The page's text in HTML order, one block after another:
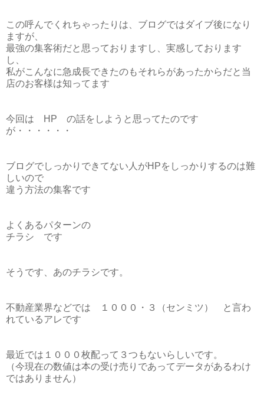
この呼んでくれちゃったりは、ブログではダイブ後になり
ますが、
最強の集客術だと思っておりますし、実感しております
し、
私がこんなに急成長できたのもそれらがあったからだと当
店のお客様は知ってます
今回は HP の話をしようと思ってたのです
が・・・・・・
ブログでしっかりできてない人がHPをしっかりするのは難
しいので
違う方法の集客です
よくあるパターンの
チラシ です
そうです、あのチラシです。
不動産業界などでは １０００・３（センミツ） と言わ
れているアレです
最近では１０００枚配って３つもないらしいです。
（今現在の数値は本の受け売りであってデータがあるわけ
ではありません）